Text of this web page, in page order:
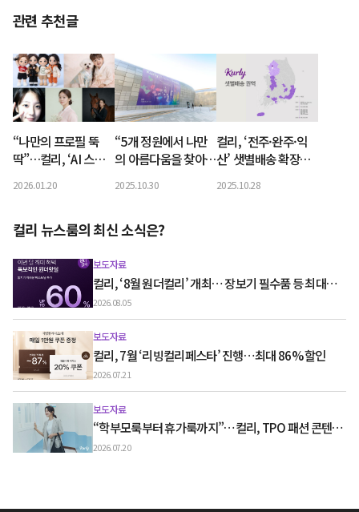
관련 추천글
“나만의 프로필 뚝
딱”…컬리, ‘AI 스튜
2026.01.20
“5개 정원에서 나만
의 아름다움을 찾아보
스타 2025’ 개막
2025.10.30
컬리, ‘전주·완주·익
산’ 샛별배송 확장…
2025.10.28
컬리 뉴스룸의 최신 소식은?
보도자료
컬리, ‘8월 원더컬리’ 개최… 장보기 필수품 등 최대
60% 할인
2026.08.05
보도자료
컬리, 7월 ‘리빙컬리페스타’ 진행…최대 86% 할인
2026.07.21
보도자료
“학부모룩부터 휴가룩까지”…컬리, TPO 패션 콘텐츠
‘스타일노트’ 흥행
2026.07.20